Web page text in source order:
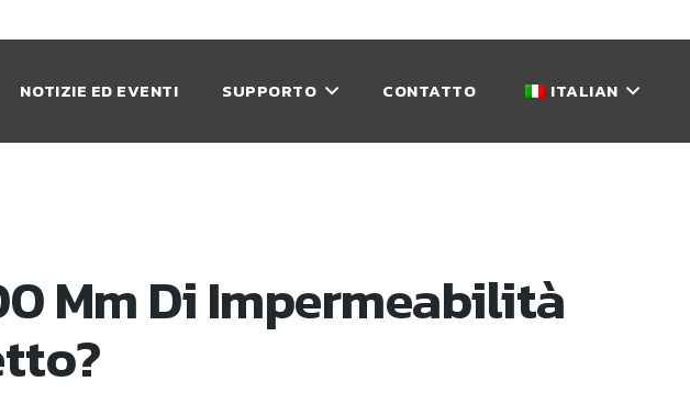
NOTIZIE ED EVENTI SUPPORTO CONTATTO ITALIAN
Mm Di Impermeabilità